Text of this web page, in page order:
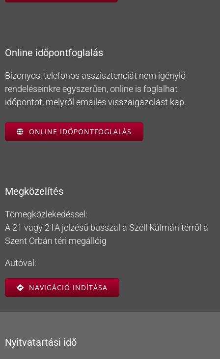
Online időpontfoglalás
Bizonyos, telefonos asszisztenciát nem igénylő
rendeléseinkre egyszerűen, online is foglalhat
időpontot, melyről emailes visszaigazolást kap.
ONLINE IDŐPONTFOGLALÁS
Megközelítés
Tömegközlekedéssel:
A 21 vagy 21A jelzésű busszal a Széll Kálmán térről a
Szent Orbán téri megállóig
Autóval:
NAVIGÁCIÓ INDÍTÁSA
Nyitvatartási idő